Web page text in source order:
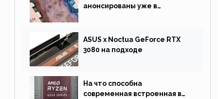
анонсированы уже в
ASUS x Noctua GeForce RTX
3080 на подходе
На что способна
современная встроенная в